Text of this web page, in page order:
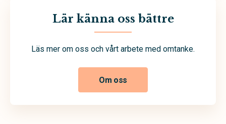
Lär känna oss bättre
Läs mer om oss och vårt arbete med omtanke.
Om oss